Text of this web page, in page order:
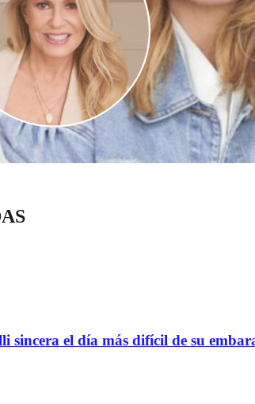
sincera el día más difícil de su